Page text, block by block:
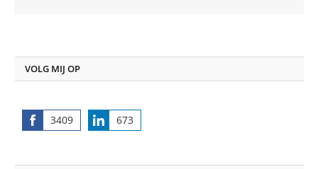
VOLG MIJ OP
3409
Share
673
Share